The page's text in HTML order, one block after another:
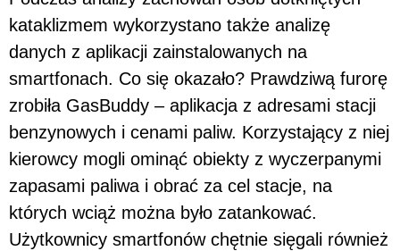
kataklizmem wykorzystano także analizę
danych z aplikacji zainstalowanych na
smartfonach. Co się okazało? Prawdziwą furorę
zrobiła GasBuddy – aplikacja z adresami stacji
benzynowych i cenami paliw. Korzystający z niej
kierowcy mogli ominąć obiekty z wyczerpanymi
zapasami paliwa i obrać za cel stacje, na
których wciąż można było zatankować.
Użytkownicy smartfonów chętnie sięgali również